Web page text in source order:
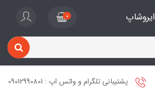
ایروشاپ 0
پشتیبانی تلگرام و واتس اپ : 09012990801